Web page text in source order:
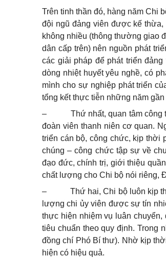
Trên tinh thần đó, hàng năm Chi
đội ngũ đảng viên được kế
không nhiều (thông thường giao
dân cấp trên) nên nguồn phát
các giải pháp để phát triển
dòng nhiệt huyết yêu nghề, có
mình cho sự nghiệp phát triển
tổng kết thực tiễn những năm
–
Thứ nhất, quan tâm
đoàn viên thanh niên cơ quan.
triển cán bộ, công chức, kịp thời
chúng – công chức tập sự về
đạo đức, chính trị, giới thiệu
chất lượng cho Chi bộ nói riêng,
–
Thứ hai, Chi bộ luôn kịp
lượng chi ủy viên được sự tín
thực hiện nhiệm vụ luân
tiêu chuẩn theo quy định. Trong
đồng chí Phó Bí thư). Nhờ kịp
hiện có hiệu quả.